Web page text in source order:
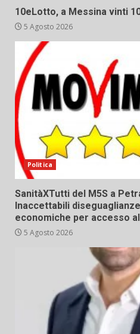
10eLotto, a Messina vinti
5 Agosto 2026
Politica
SanitàXTutti del M5S a
Inaccettabili
economiche per accesso
5 Agosto 2026